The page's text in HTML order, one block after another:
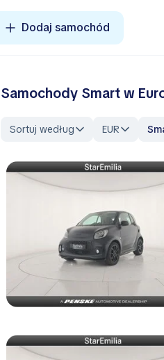
Dodaj samochód
Samochody Smart w
Sortuj według EUR